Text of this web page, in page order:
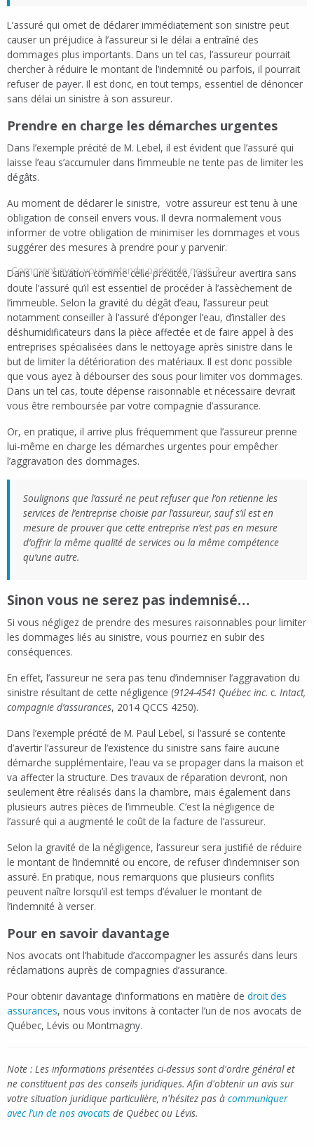
L’assuré qui omet de déclarer immédiatement son sinistre peut
causer un préjudice à l’assureur si le délai a entraîné des
dommages plus importants. Dans un tel cas, l’assureur pourrait
chercher à réduire le montant de l’indemnité ou parfois, il pourrait
refuser de payer. Il est donc, en tout temps, essentiel de dénoncer
sans délai un sinistre à son assureur.
Prendre en charge les démarches urgentes
Dans l’exemple précité de M. Lebel, il est évident que l’assuré qui
laisse l’eau s’accumuler dans l’immeuble ne tente pas de limiter les
dégâts.
Au moment de déclarer le sinistre, votre assureur est tenu à une
obligation de conseil envers vous. Il devra normalement vous
informer de votre obligation de minimiser les dommages et vous
suggérer des mesures à prendre pour y parvenir.
Dans une situation comme celle précitée, l’assureur avertira sans
doute l’assuré qu’il est essentiel de procéder à l’assèchement de
l’immeuble. Selon la gravité du dégât d’eau, l’assureur peut
notamment conseiller à l’assuré d’éponger l’eau, d’installer des
déshumidificateurs dans la pièce affectée et de faire appel à des
entreprises spécialisées dans le nettoyage après sinistre dans le
but de limiter la détérioration des matériaux. Il est donc possible
que vous ayez à débourser des sous pour limiter vos dommages.
Dans un tel cas, toute dépense raisonnable et nécessaire devrait
vous être remboursée par votre compagnie d’assurance.
Or, en pratique, il arrive plus fréquemment que l’assureur prenne
lui-même en charge les démarches urgentes pour empêcher
l’aggravation des dommages.
Soulignons que l’assuré ne peut refuser que l’on retienne les
services de l’entreprise choisie par l’assureur, sauf s’il est en
mesure de prouver que cette entreprise n’est pas en mesure
d’offrir la même qualité de services ou la même compétence
qu’une autre.
Sinon vous ne serez pas indemnisé…
Si vous négligez de prendre des mesures raisonnables pour limiter
les dommages liés au sinistre, vous pourriez en subir des
conséquences.
En effet, l’assureur ne sera pas tenu d’indemniser l’aggravation du
sinistre résultant de cette négligence (9124-4541 Québec inc. c. Intact,
compagnie d’assurances, 2014 QCCS 4250).
Dans l’exemple précité de M. Paul Lebel, si l’assuré se contente
d’avertir l’assureur de l’existence du sinistre sans faire aucune
démarche supplémentaire, l’eau va se propager dans la maison et
va affecter la structure. Des travaux de réparation devront, non
seulement être réalisés dans la chambre, mais également dans
plusieurs autres pièces de l’immeuble. C’est la négligence de
l’assuré qui a augmenté le coût de la facture de l’assureur.
Selon la gravité de la négligence, l’assureur sera justifié de réduire
le montant de l’indemnité ou encore, de refuser d’indemniser son
assuré. En pratique, nous remarquons que plusieurs conflits
peuvent naître lorsqu’il est temps d’évaluer le montant de
l’indemnité à verser.
Pour en savoir davantage
Nos avocats ont l’habitude d’accompagner les assurés dans leurs
réclamations auprès de compagnies d’assurance.
Pour obtenir davantage d’informations en matière de droit des
assurances, nous vous invitons à contacter l’un de nos avocats de
Québec, Lévis ou Montmagny.
Note : Les informations présentées ci-dessus sont d'ordre général et
ne constituent pas des conseils juridiques. Afin d'obtenir un avis sur
votre situation juridique particulière, n'hésitez pas à communiquer
avec l’un de nos avocats de Québec ou Lévis.
Comment avez-vous entendu parler de nous ?